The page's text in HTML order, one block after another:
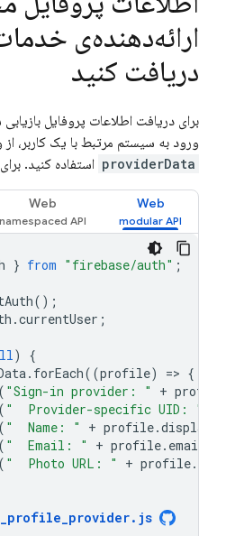
ارائه‌دهنده‌ی
دریافت کنید
برای دریافت اطلاعات پروفایل بازیابی
ورود به سیستم مرتبط با یک کاربر،
providerData استفاده کنید.
Web
Web
} from "firebase/auth" ;
();
.currentUser ;
)
{
. forEach((profile) => {
( "Sign-in provider: " + profile
( "  Provider-specific UID: "
( "  Name: " + profile.
( "  Email: " + profile. email
( "  Photo URL: " + profile.
. js